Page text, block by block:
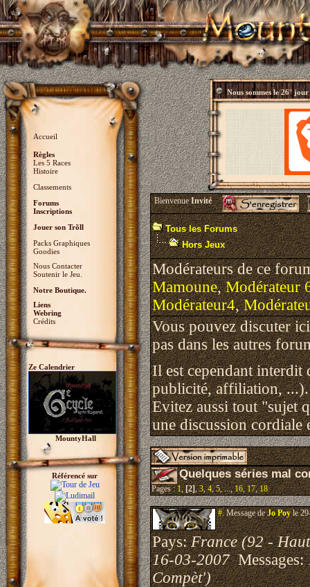
Accueil
Règles
Les 5 Races
Histoire
Classements
Forums
Inscriptions
Jouer son Trõll
Packs Graphiques
Goodies
Nous Contacter
Soutenir le Jeu.
Notre Boutique.
Liens
Webring
Crédits
Ze Calendrier
MountyHall
Référencé sur
Nous sommes le26° jour
BienvenueInvité
Tous les Forums
Hors Jeux
Modérateurs de ce
Mamoune,Modérateur
Modérateur4,
Vous pouvez discuter
pas dans les autres
Il est cependant
publicité, affiliation, ...).
Evitez aussi tout "sujet
une discussion cordiale
Quelques séries mal
Pages :1,[2],3,4,5, ...,16,17,18
#.Message deJo Poyle
Pays:France (92 -
16-03-2007Messages:
Compèt')